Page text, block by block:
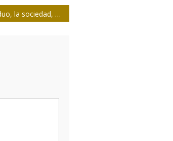
El individuo, la sociedad, la política y la economía ante la pandemia de la COVID-19